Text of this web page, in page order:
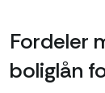
Fordeler
boliglån